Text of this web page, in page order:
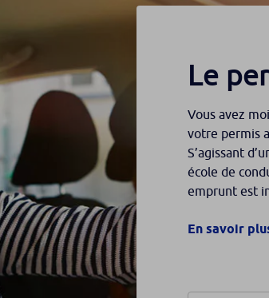
Le
Vous avez
votre permis
S’agissant
école de
emprunt est
En savoir